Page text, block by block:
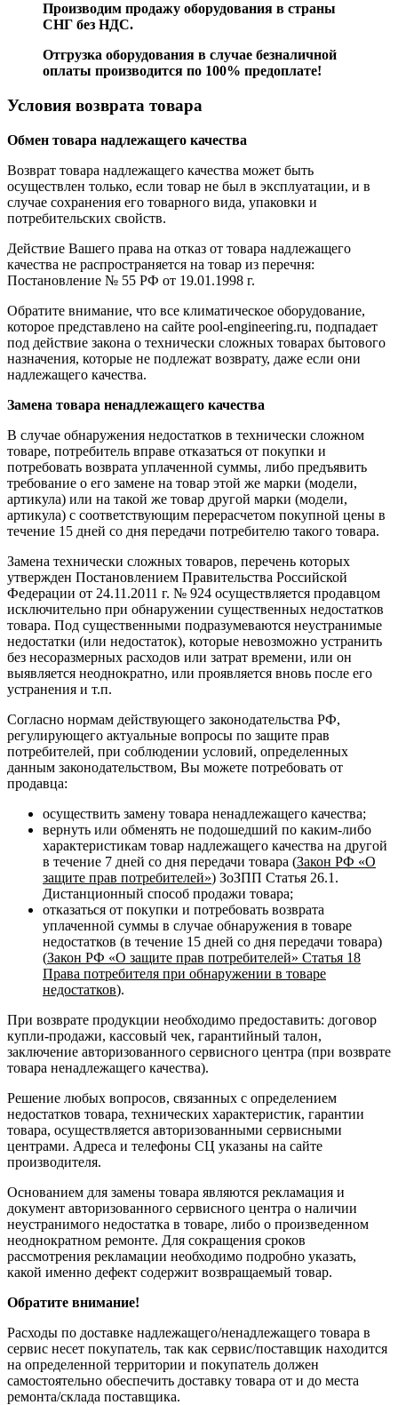
Производим продажу оборудования в страны
СНГ без НДС.
Отгрузка оборудования в случае безналичной
оплаты производится по 100% предоплате!
Условия возврата товара
Обмен товара надлежащего качества
Возврат товара надлежащего качества может быть
осуществлен только, если товар не был в эксплуатации, и в
случае сохранения его товарного вида, упаковки и
потребительских свойств.
Действие Вашего права на отказ от товара надлежащего
качества не распространяется на товар из перечня:
Постановление № 55 РФ от 19.01.1998 г.
Обратите внимание, что все климатическое оборудование,
которое представлено на сайте pool-engineering.ru, подпадает
под действие закона о технически сложных товарах бытового
назначения, которые не подлежат возврату, даже если они
надлежащего качества.
Замена товара ненадлежащего качества
В случае обнаружения недостатков в технически сложном
товаре, потребитель вправе отказаться от покупки и
потребовать возврата уплаченной суммы, либо предъявить
требование о его замене на товар этой же марки (модели,
артикула) или на такой же товар другой марки (модели,
артикула) с соответствующим перерасчетом покупной цены в
течение 15 дней со дня передачи потребителю такого товара.
Замена технически сложных товаров, перечень которых
утвержден Постановлением Правительства Российской
Федерации от 24.11.2011 г. № 924 осуществляется продавцом
исключительно при обнаружении существенных недостатков
товара. Под существенными подразумеваются неустранимые
недостатки (или недостаток), которые невозможно устранить
без несоразмерных расходов или затрат времени, или он
выявляется неоднократно, или проявляется вновь после его
устранения и т.п.
Согласно нормам действующего законодательства РФ,
регулирующего актуальные вопросы по защите прав
потребителей, при соблюдении условий, определенных
данным законодательством, Вы можете потребовать от
продавца:
осуществить замену товара ненадлежащего качества;
вернуть или обменять не подошедший по каким-либо
характеристикам товар надлежащего качества на другой
в течение 7 дней со дня передачи товара (Закон РФ «О
защите прав потребителей») ЗоЗПП Статья 26.1.
Дистанционный способ продажи товара;
отказаться от покупки и потребовать возврата
уплаченной суммы в случае обнаружения в товаре
недостатков (в течение 15 дней со дня передачи товара)
(Закон РФ «О защите прав потребителей» Статья 18
Права потребителя при обнаружении в товаре
недостатков).
При возврате продукции необходимо предоставить: договор
купли-продажи, кассовый чек, гарантийный талон,
заключение авторизованного сервисного центра (при возврате
товара ненадлежащего качества).
Решение любых вопросов, связанных с определением
недостатков товара, технических характеристик, гарантии
товара, осуществляется авторизованными сервисными
центрами. Адреса и телефоны СЦ указаны на сайте
производителя.
Основанием для замены товара являются рекламация и
документ авторизованного сервисного центра о наличии
неустранимого недостатка в товаре, либо о произведенном
неоднократном ремонте. Для сокращения сроков
рассмотрения рекламации необходимо подробно указать,
какой именно дефект содержит возвращаемый товар.
Обратите внимание!
Расходы по доставке надлежащего/ненадлежащего товара в
сервис несет покупатель, так как сервис/поставщик находится
на определенной территории и покупатель должен
самостоятельно обеспечить доставку товара от и до места
ремонта/склада поставщика.